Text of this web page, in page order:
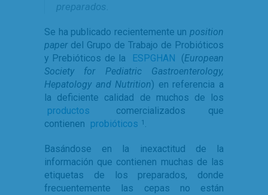
preparados.
Se ha publicado recientemente un position
paperdel Grupo de Trabajo de Probióticos
y Prebióticos de la
ESPGHAN (European
Society for Pediatric Gastroenterology,
Hepatology and Nutrition) en referencia a
la deficiente calidad de muchos de los
productos
comercializados que
contienen probióticos 1 .
Basándose en la inexactitud de la
información que contienen muchas de las
etiquetas de los preparados, donde
frecuentemente las cepas no están